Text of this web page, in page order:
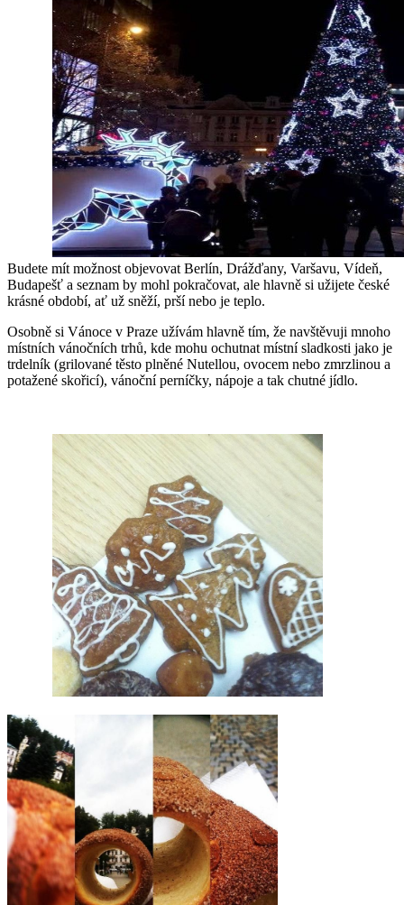
Budete mít možnost objevovat Berlín, Drážďany, Varšavu, Vídeň,
Budapešť a seznam by mohl pokračovat, ale hlavně si užijete české
krásné období, ať už sněží, prší nebo je teplo.
Osobně si Vánoce v Praze užívám hlavně tím, že navštěvuji mnoho
místních vánočních trhů, kde mohu ochutnat místní sladkosti jako je
trdelník (grilované těsto plněné Nutellou, ovocem nebo zmrzlinou a
potažené skořicí), vánoční perníčky, nápoje a tak chutné jídlo.